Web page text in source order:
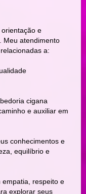
e
Meu atendimento
a:
cigana
e auxiliar em
conhecimentos e
equilíbrio e
respeito e
explorar seus